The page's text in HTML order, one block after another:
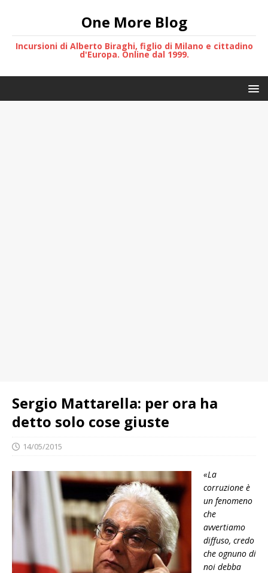
One More Blog
Incursioni di Alberto Biraghi, figlio di Milano e cittadino
d'Europa. Online dal 1999.
Sergio Mattarella: per ora ha
detto solo cose giuste
14/05/2015
«La
corruzione è
un fenomeno
che
avvertiamo
diffuso, credo
che ognuno di
noi debba